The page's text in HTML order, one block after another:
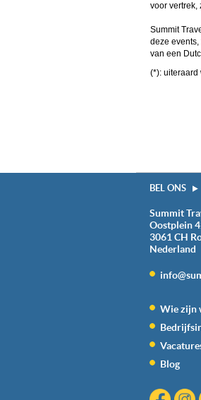
voor vertrek,
Summit
deze
van een
(*): uiteraard
BEL ONS
Summit
Oostplein
3061 CH
Nederland
Wie zijn
Blog